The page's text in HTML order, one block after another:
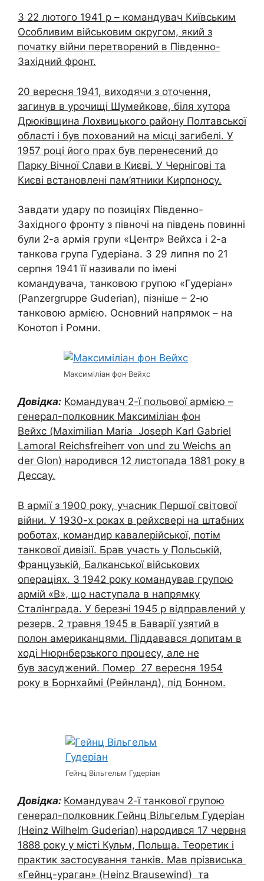
З 22 лютого 1941 р – командувач Київським
Особливим військовим округом, який з
початку війни перетворений в Південно-
Західний фронт.
20 вересня 1941, виходячи з оточення,
загинув в урочищі Шумейкове, біля хутора
Дрюківщина Лохвицького району Полтавської
області і був похований на місці загибелі. У
1957 році його прах був перенесений до
Парку Вічної Слави в Києві. У Чернігові та
Києві встановлені пам’ятники Кирпоносу.
Завдати удару по позиціях Південно-
Західного фронту з півночі на південь повинні
були 2-а армія групи «Центр» Вейхса і 2-а
танкова група Гудеріана. З 29 липня по 21
серпня 1941 її називали по імені
командувача, танковою групою «Гудеріан»
(Panzergruppe Guderian), пізніше – 2-ю
танковою армією. Основний напрямок – на
Конотоп і Ромни.
Максиміліан фон Вейхс
Довідка: Командувач 2-ї польової армією –
генерал-полковник Максиміліан фон
Вейхс (Maximilian Maria Joseph Karl Gabriel
Lamoral Reichsfreiherr von und zu Weichs an
der Glon) народився 12 листопада 1881 року в
Дессау.
В армії з 1900 року, учасник Першої світової
війни. У 1930-х роках в рейхсвері на штабних
роботах, командир кавалерійської, потім
танкової дивізії. Брав участь у Польській,
Французькій, Балканської військових
операціях. З 1942 року командував групою
армій «В», що наступала в напрямку
Сталінграда. У березні 1945 р відправлений у
резерв. 2 травня 1945 в Баварії узятий в
полон американцями. Піддавався допитам в
ході Нюрнберзького процесу, але не
був засуджений. Помер 27 вересня 1954
року в Борнхаймі (Рейнланд), під Бонном.
Гейнц Вільгельм Гудеріан
Довідка: Командувач 2-ї танкової групою
генерал-полковник Гейнц Вільгельм Гудеріан
(Heinz Wilhelm Guderian) народився 17 червня
1888 року у місті Кульм, Польща. Теоретик і
практик застосування танків. Мав прізвиська
«Гейнц-ураган» (Heinz Brausewind) та